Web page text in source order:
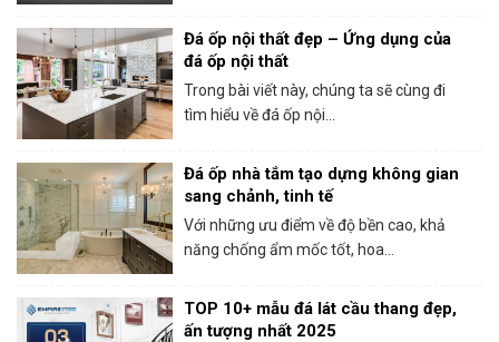
Đá ốp nội thất đẹp – Ứng dụng của
đá ốp nội thất
Trong bài viết này, chúng ta sẽ cùng đi
tìm hiểu về đá ốp nội...
Đá ốp nhà tắm tạo dựng không gian
sang chảnh, tinh tế
Với những ưu điểm về độ bền cao, khả
năng chống ẩm mốc tốt, hoa...
TOP 10+ mẫu đá lát cầu thang đẹp,
ấn tượng nhất 2025